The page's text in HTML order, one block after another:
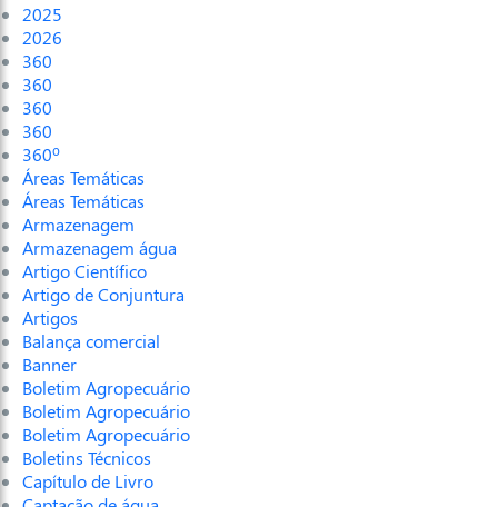
2025
2026
360
360
360
360
360º
Áreas Temáticas
Áreas Temáticas
Armazenagem
Armazenagem água
Artigo Científico
Artigo de Conjuntura
Artigos
Balança comercial
Banner
Boletim Agropecuário
Boletim Agropecuário
Boletim Agropecuário
Boletins Técnicos
Capítulo de Livro